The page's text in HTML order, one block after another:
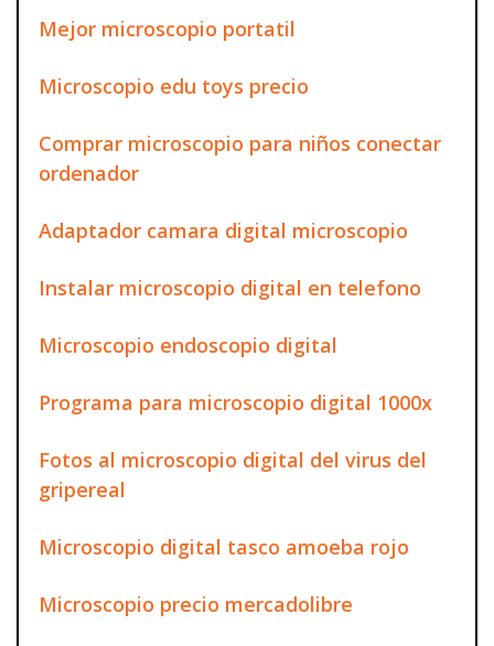
Mejor microscopio portatil
Microscopio edu toys precio
Comprar microscopio para niños conectar
ordenador
Adaptador camara digital microscopio
Instalar microscopio digital en telefono
Microscopio endoscopio digital
Programa para microscopio digital 1000x
Fotos al microscopio digital del virus del
gripereal
Microscopio digital tasco amoeba rojo
Microscopio precio mercadolibre